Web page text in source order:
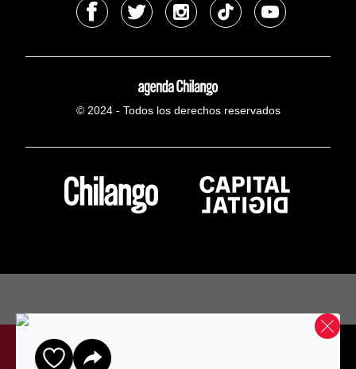
© 2024 - Todos los derechos reservados
Home